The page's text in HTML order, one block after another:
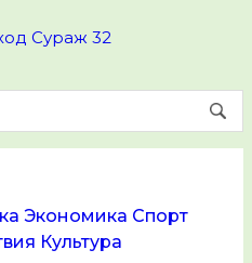
Экономика Спорт
Культура